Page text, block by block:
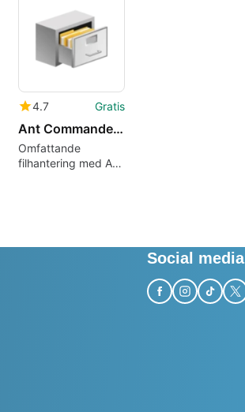
4.7 Gratis
Ant Commander Personal
Omfattande
filhantering med Ant
Social media